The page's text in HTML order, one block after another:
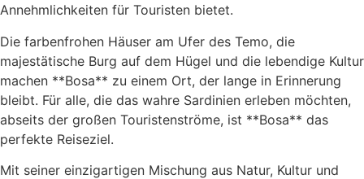
Annehmlichkeiten für Touristen bietet.
Die farbenfrohen Häuser am Ufer des Temo, die
majestätische Burg auf dem Hügel und die lebendige Kultur
machen **Bosa** zu einem Ort, der lange in Erinnerung
bleibt. Für alle, die das wahre Sardinien erleben möchten,
abseits der großen Touristenströme, ist **Bosa** das
perfekte Reiseziel.
Mit seiner einzigartigen Mischung aus Natur, Kultur und